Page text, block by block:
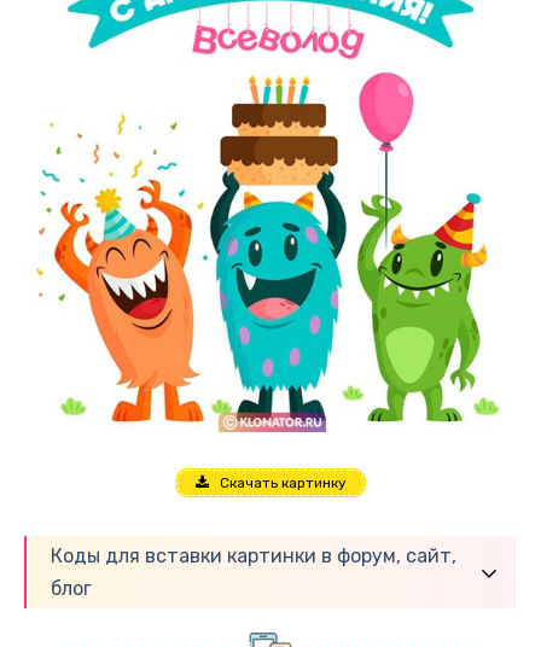
Скачать картинку
Коды для вставки картинки в форум, сайт,
блог